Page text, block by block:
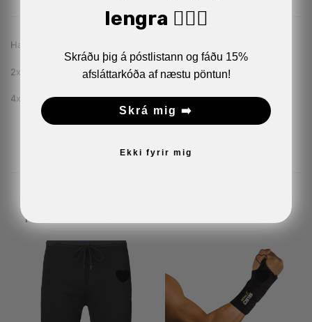
Hælsærisplástrar með tveimur mismunandi stærðum og gerðum
2x litlir 18x61mm
4x meðalstórir 44x69mm
Related Products
lengra 🏋🏼‍♂️
Skráðu þig á póstlistann og fáðu 15%
afsláttarkóða af næstu pöntun!
Skrá mig ➡️
Ekki fyrir mig